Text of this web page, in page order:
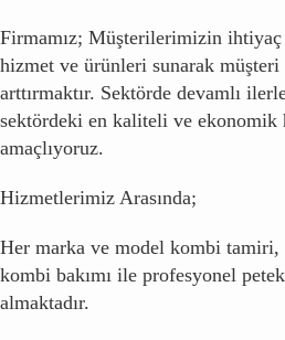
Firmamız; Müşterilerimizin
hizmet ve ürünleri sunarak
arttırmaktır. Sektörde devamlı
sektördeki en kaliteli ve ekonomik
amaçlıyoruz.
Hizmetlerimiz Arasında;
Her marka ve model kombi tamiri,
kombi bakımı ile profesyonel
almaktadır.